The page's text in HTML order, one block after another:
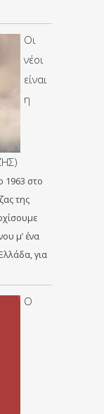
Οι
νέοι
είναι
η
1963 στο
της
μ’ ένα
για
Ο